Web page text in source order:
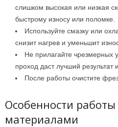
слишком высокая или низкая
быстрому износу или поломке.
Используйте смазку или
снизит нагрев и уменьшит
Не прилагайте чрезмерных
проход даст лучший результат
После работы очистите
Особенности
материалами